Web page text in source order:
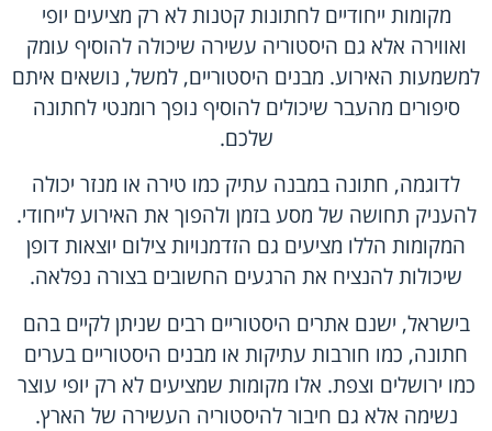
מקומות ייחודיים לחתונות קטנות לא רק מציעים יופי
ואווירה אלא גם היסטוריה עשירה שיכולה להוסיף עומק
למשמעות האירוע. מבנים היסטוריים, למשל, נושאים איתם
סיפורים מהעבר שיכולים להוסיף נופך רומנטי לחתונה
שלכם.
לדוגמה, חתונה במבנה עתיק כמו טירה או מנזר יכולה
להעניק תחושה של מסע בזמן ולהפוך את האירוע לייחודי.
המקומות הללו מציעים גם הזדמנויות צילום יוצאות דופן
שיכולות להנציח את הרגעים החשובים בצורה נפלאה.
בישראל, ישנם אתרים היסטוריים רבים שניתן לקיים בהם
חתונה, כמו חורבות עתיקות או מבנים היסטוריים בערים
כמו ירושלים וצפת. אלו מקומות שמציעים לא רק יופי עוצר
נשימה אלא גם חיבור להיסטוריה העשירה של הארץ.